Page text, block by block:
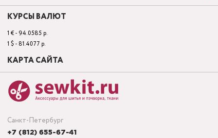
Санкт-Петербург
+7 (812) 655-67-41
КУРСЫ ВАЛЮТ
1 € - 94.0585 р.
1 $ - 81.4077 р.
КАРТА САЙТА